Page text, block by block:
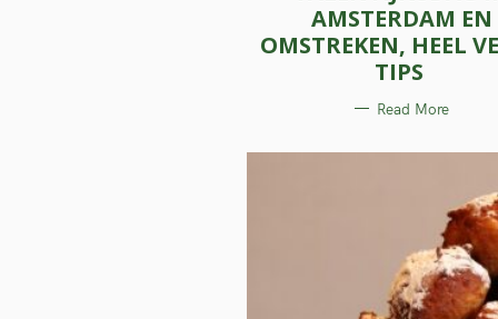
R
I
S
AMSTERDAM EN
OMSTREKEN, HEEL
TIPS
Read More